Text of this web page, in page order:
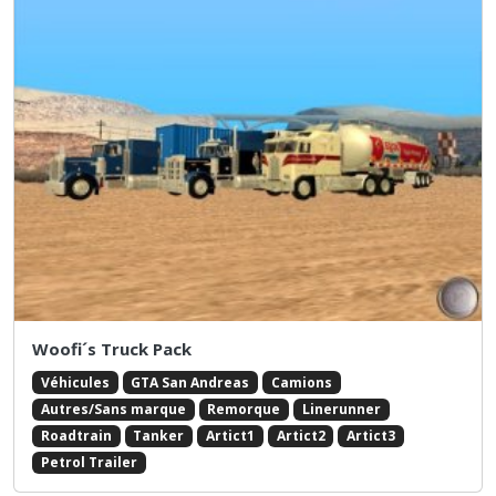
Woofi´s Truck Pack
Véhicules GTA San Andreas
Camions
Autres/Sans marque
Remorque
Linerunner
Roadtrain
Tanker Artict1 Artict2
Artict3
Petrol Trailer